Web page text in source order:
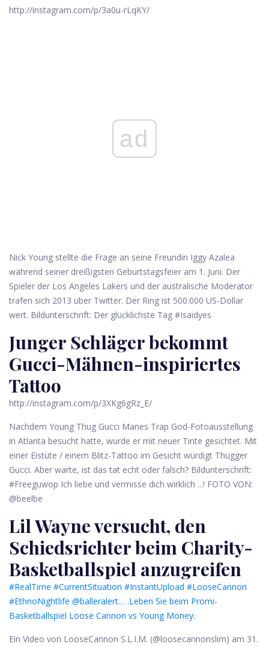
http://instagram.com/p/3a0u-rLqKY/
ad
Nick Young stellte die Frage an seine Freundin Iggy Azalea
während seiner dreißigsten Geburtstagsfeier am 1. Juni. Der
Spieler der Los Angeles Lakers und der australische Moderator
trafen sich 2013 über Twitter. Der Ring ist 500.000 US-Dollar
wert. Bildunterschrift: Der glücklichste Tag #Isaidyes
Junger Schläger bekommt
Gucci-Mähnen-inspiriertes
Tattoo
http://instagram.com/p/3XKg6gRz_E/
Nachdem Young Thug Gucci Manes Trap God-Fotoausstellung
in Atlanta besucht hatte, wurde er mit neuer Tinte gesichtet. Mit
einer Eistüte / einem Blitz-Tattoo im Gesicht würdigt Thugger
Gucci. Aber warte, ist das tat echt oder falsch? Bildunterschrift:
#Freeguwop Ich liebe und vermisse dich wirklich ...! FOTO VON:
@beelbe
Lil Wayne versucht, den
Schiedsrichter beim Charity-
Basketballspiel anzugreifen
#RealTime #CurrentSituation #InstantUpload #LooseCannon
#EthnoNightlife @balleralert… .Leben Sie beim Promi-
Basketballspiel Loose Cannon vs Young Money.
Ein Video von LooseCannon S.L.I.M. (@loosecannonslim) am 31.